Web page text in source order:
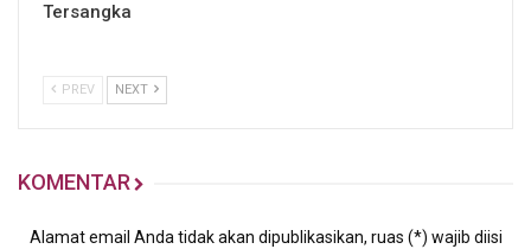
Tersangka
PREV NEXT
KOMENTAR
Alamat email Anda tidak akan dipublikasikan, ruas (*) wajib diisi